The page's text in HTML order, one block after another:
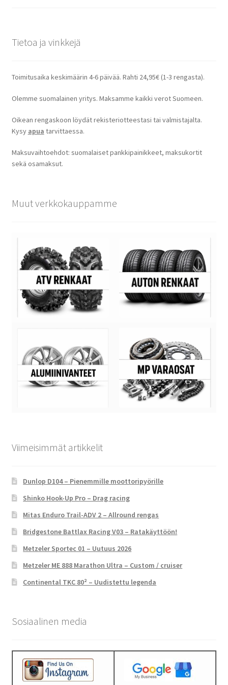
Tietoa ja vinkkejä
Toimitusaika keskimäärin 4-6 päivää. Rahti 24,95€ (1-3 rengasta).
Olemme suomalainen yritys. Maksamme kaikki verot Suomeen.
Oikean rengaskoon löydät rekisteriotteestasi tai valmistajalta.
Kysy apua tarvittaessa.
Maksuvaihtoehdot: suomalaiset pankkipainikkeet, maksukortit
sekä osamaksut.
Muut verkkokauppamme
Viimeisimmät artikkelit
Dunlop D104 – Pienemmille moottoripyörille
Shinko Hook-Up Pro – Drag racing
Mitas Enduro Trail-ADV 2 – Allround rengas
Bridgestone Battlax Racing V03 – Ratakäyttöön!
Metzeler Sportec 01 – Uutuus 2026
Metzeler ME 888 Marathon Ultra – Custom / cruiser
Continental TKC 80² – Uudistettu legenda
Sosiaalinen media